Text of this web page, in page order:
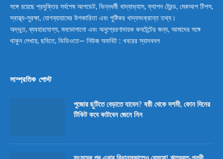
সঙ্গে রয়েছে প্রযুক্তির সর্বশেষ আপডেট, ভিন্নধর্মী খাদ্যাভ্যাস, ফ্যাশন ট্রেন্ড, মেকআপ টিপস,
স্বাস্থ্য-সুরক্ষা, যোগব্যায়ামের উপকারিতা এবং পুষ্টিকর খাদ্যসংক্রান্ত তথ্য।
অদ্ভুত, ব্যবহারযোগ্য, মনভোলানো এবং অনুপ্রেরণাদায়ক কনটেন্টের জন্য, আমাদের সঙ্গে
থাকুন লেখায়, ছবিতে, ভিডিওতে— নিউজ অফবিট : খবরের স্বাদবদল
সাম্প্রতিক পোস্ট
পুজোর ছুটিতে বেড়াতে যাবেন? ষষ্ঠী থেকে দশমী, কোন দিনের
টিকিট কবে কাটবেন জেনে নিন